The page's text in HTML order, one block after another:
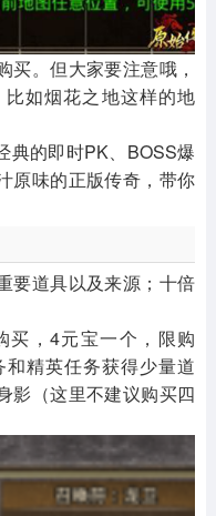
买。但大家要注意哦，
如烟花之地这样的地
典的即时PK、BOSS爆
原味的正版传奇，带你
要道具以及来源；十倍
买，4元宝一个，限购
精英任务获得少量道
影（这里不建议购买四